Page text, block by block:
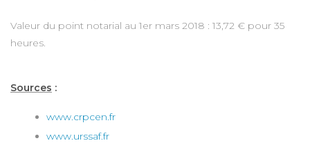
Valeur du point notarial au 1er mars 2018 : 13,72 € pour 35
heures.
Sources :
www.crpcen.fr
www.urssaf.fr